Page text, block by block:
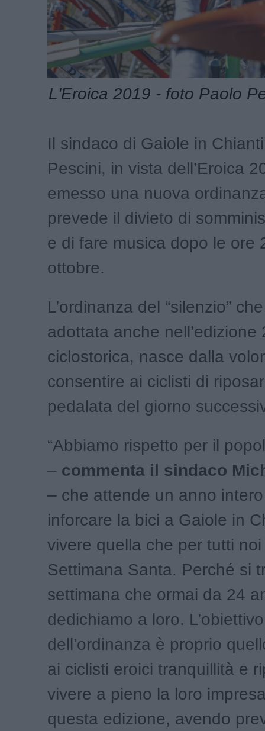
L'Eroica 2019 - foto Paolo
Il sindaco di Gaiole in
Pescini, in vista dell’Eroica
emesso una nuova
prevede il divieto di
e di fare musica dopo le ore
ottobre.
L’ordinanza del “silenzio”
adottata anche
ciclostorica, nasce dalla
consentire ai ciclisti di
pedalata del giorno
“Abbiamo rispetto per il
– commenta il sindaco
– che attende un anno
inforcare la bici a Gaiole in
vivere quella che per tutti
Settimana Santa. Perché si
settimana che ormai da 24
dedichiamo a loro. L’obiettivo
dell’ordinanza è proprio
ai ciclisti eroici tranquillità e
vivere a pieno la loro
questa edizione, avendo